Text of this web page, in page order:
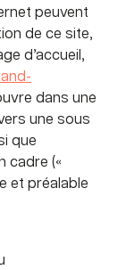
peuvent
de ce site,
d’accueil,
dans une
une sous
que
cadre («
et préalable